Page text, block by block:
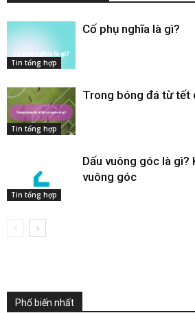
Tin tổng hợp
Cố phụ nghĩa là gì​?
Tin tổng hợp
Trong bóng đá từ tết
Tin tổng hợp
Dấu vuông góc​ là gì?
vuông góc
Phổ biến nhất